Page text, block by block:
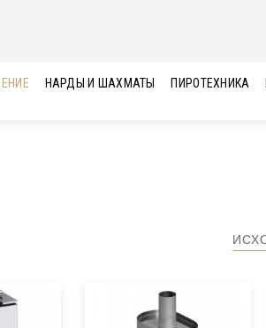
НАРДЫ И ШАХМАТЫ ПИРОТЕХНИКА